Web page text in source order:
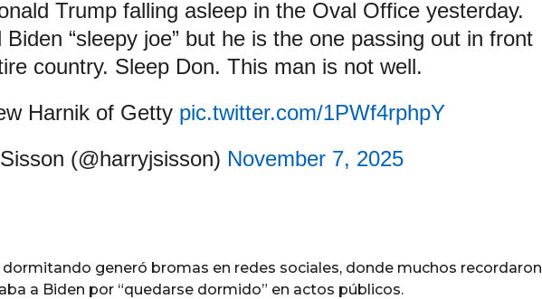
Trump falling asleep in the Oval Office yesterday.
Biden “sleepy joe” but he is the one passing out in front
country. Sleep Don. This man is not well.
Harnik of Getty pic.twitter.com/1PWf4rphpY
(@harryjsisson) November 7, 2025
dormitando generó bromas en redes sociales, donde muchos recordaron
a Biden por “quedarse dormido” en actos públicos.